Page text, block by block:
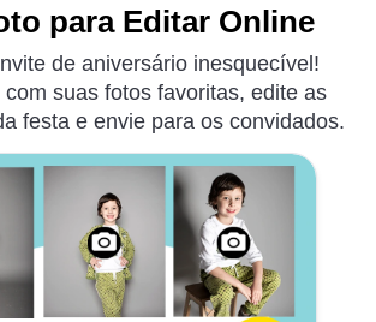
para Editar Online
de aniversário inesquecível!
com suas fotos favoritas, edite as
festa e envie para os convidados.